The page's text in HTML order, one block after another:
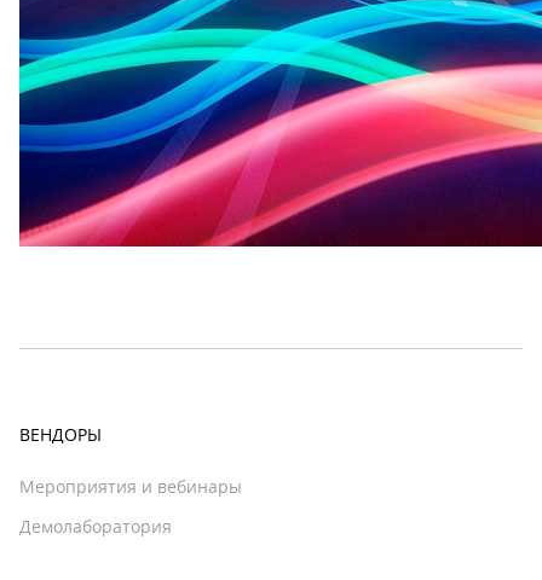
ВЕНДОРЫ
Мероприятия и вебинары
Демолаборатория